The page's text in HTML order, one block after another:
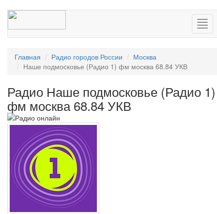
Главная Радио городов России
Москва
Наше подмосковье (Радио 1) фм москва 68.84 УКВ
Радио Наше подмосковье (Радио 1)
фм москва 68.84 УКВ